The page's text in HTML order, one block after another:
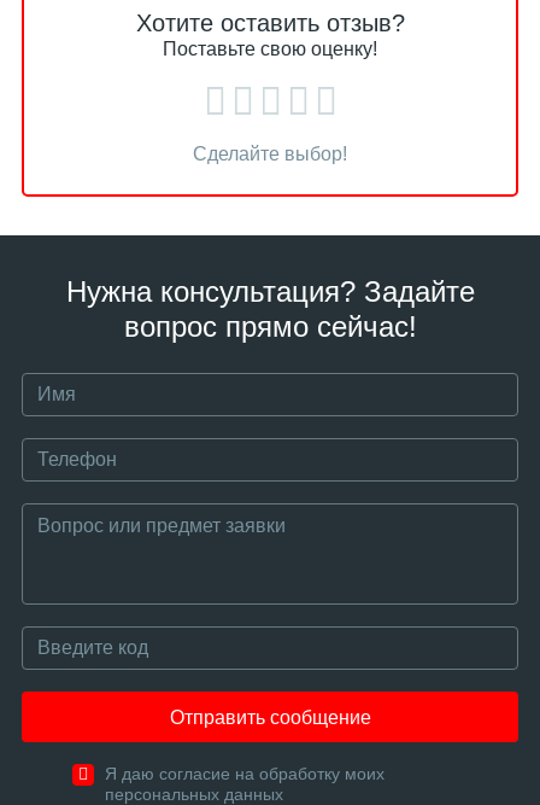
Хотите оставить отзыв?
Поставьте свою оценку!
Сделайте выбор!
Нужна консультация? Задайте
вопрос прямо сейчас!
Отправить сообщение
Я даю согласие на обработку моих
персональных данных